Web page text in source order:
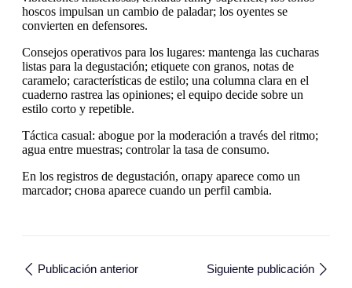
hoscos impulsan un cambio de paladar; los oyentes se
convierten en defensores.
Consejos operativos para los lugares: mantenga las cucharas
listas para la degustación; etiquete con granos, notas de
caramelo; características de estilo; una columna clara en el
cuaderno rastrea las opiniones; el equipo decide sobre un
estilo corto y repetible.
Táctica casual: abogue por la moderación a través del ritmo;
agua entre muestras; controlar la tasa de consumo.
En los registros de degustación, опару aparece como un
marcador; снова aparece cuando un perfil cambia.
Publicación anterior Siguiente publicación